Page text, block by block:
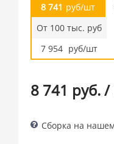
8 741 руб/шт
От 100 тыс. руб
7 954 руб/шт
8 741 руб./
Сборка на